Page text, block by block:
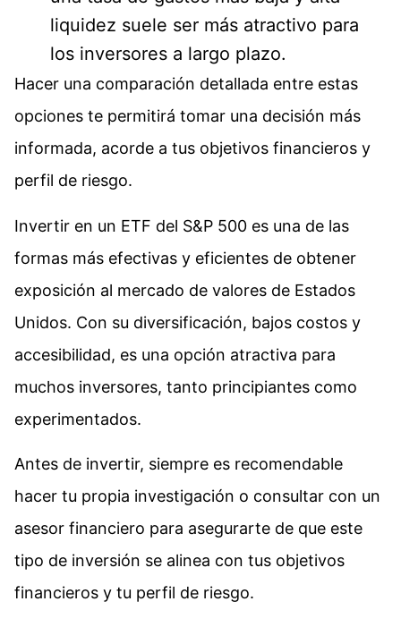
liquidez suele ser más atractivo para
los inversores a largo plazo.
Hacer una comparación detallada entre estas
opciones te permitirá tomar una decisión más
informada, acorde a tus objetivos financieros y
perfil de riesgo.
Invertir en un ETF del S&P 500 es una de las
formas más efectivas y eficientes de obtener
exposición al mercado de valores de Estados
Unidos. Con su diversificación, bajos costos y
accesibilidad, es una opción atractiva para
muchos inversores, tanto principiantes como
experimentados.
Antes de invertir, siempre es recomendable
hacer tu propia investigación o consultar con un
asesor financiero para asegurarte de que este
tipo de inversión se alinea con tus objetivos
financieros y tu perfil de riesgo.